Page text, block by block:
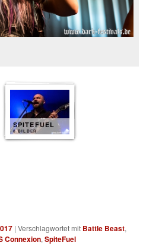
SPITEFUEL
8 BILDER
|Verschlagwortet mit Battle Beast,
Connexion,SpiteFuel